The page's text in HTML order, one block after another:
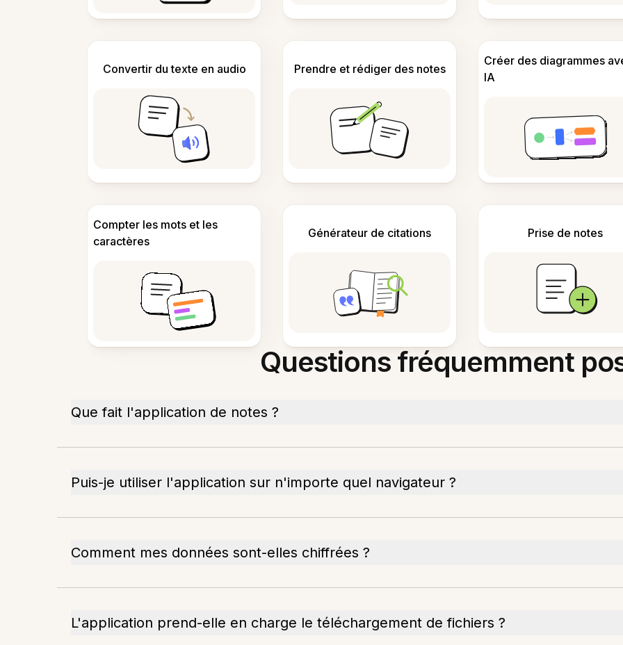
Convertir du texte en audio Prendre et rédiger des notes
Créer des diagrammes
IA
Compter les mots et les
caractères
Générateur de citations Prise de notes
Questions fréquemment
Que fait l'application de notes ?
Puis-je utiliser l'application sur n'importe quel navigateur ?
Comment mes données sont-elles chiffrées ?
L'application prend-elle en charge le téléchargement de fichiers ?